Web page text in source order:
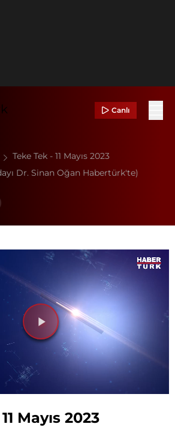
Canlı
Teke Tek - 11 Mayıs 2023
Dr. Sinan Oğan Habertürk'te)
Videoyu
Oynat
Mayıs 2023